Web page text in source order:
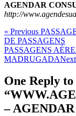
AGENDAR
http://
Navegação
de
Post
Previous
Post
« Previous
DE PASSAGENS
Next
Post
PASSAGENS
MADRUGADA
One Reply to
–